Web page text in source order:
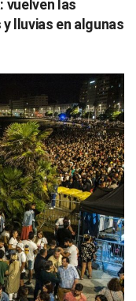
vuelven las
lluvias en algunas